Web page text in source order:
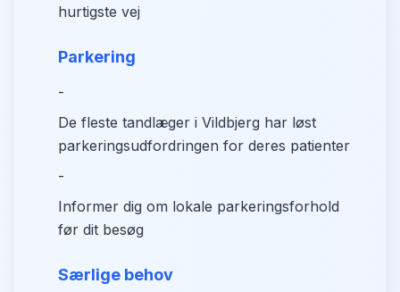
hurtigste vej
Parkering
-
De fleste tandlæger i Vildbjerg har løst
parkeringsudfordringen for deres patienter
-
Informer dig om lokale parkeringsforhold
før dit besøg
Særlige behov